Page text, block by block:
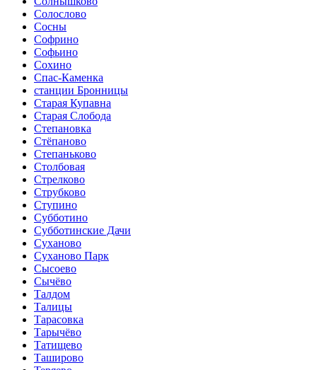
Солослово
Сосны
Софрино
Софьино
Сохино
Спас-Каменка
станции Бронницы
Старая Купавна
Старая Слобода
Степановка
Стёпаново
Степаньково
Столбовая
Стрелково
Струбково
Ступино
Субботино
Субботинские Дачи
Суханово
Суханово Парк
Сысоево
Сычёво
Талдом
Талицы
Тарасовка
Тарычёво
Татищево
Таширово